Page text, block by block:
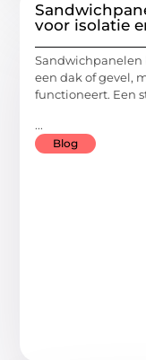
voor isolatie
een dak of gevel,
functioneert. Een
...
Blog